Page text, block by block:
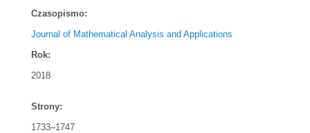
Czasopismo:
Journal of Mathematical Analysis and Applications
Rok:
2018
Strony:
1733–1747